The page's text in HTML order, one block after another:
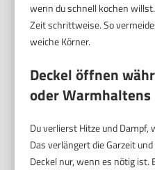
wenn du schnell kochen
Zeit schrittweise. So
weiche Körner.
Deckel öffnen
oder Warmhaltens
Du verlierst Hitze und Dampf,
Das verlängert die Garzeit
Deckel nur, wenn es nötig